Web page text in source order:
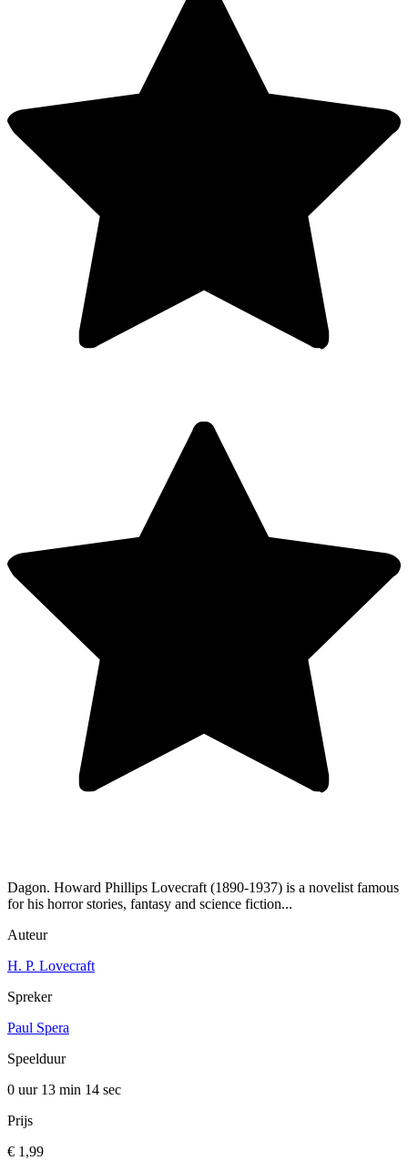
Dagon. Howard Phillips Lovecraft (1890-1937) is a novelist famous
for his horror stories, fantasy and science fiction...
Auteur
H. P. Lovecraft
Spreker
Paul Spera
Speelduur
0 uur 13 min 14 sec
Prijs
€ 1,99